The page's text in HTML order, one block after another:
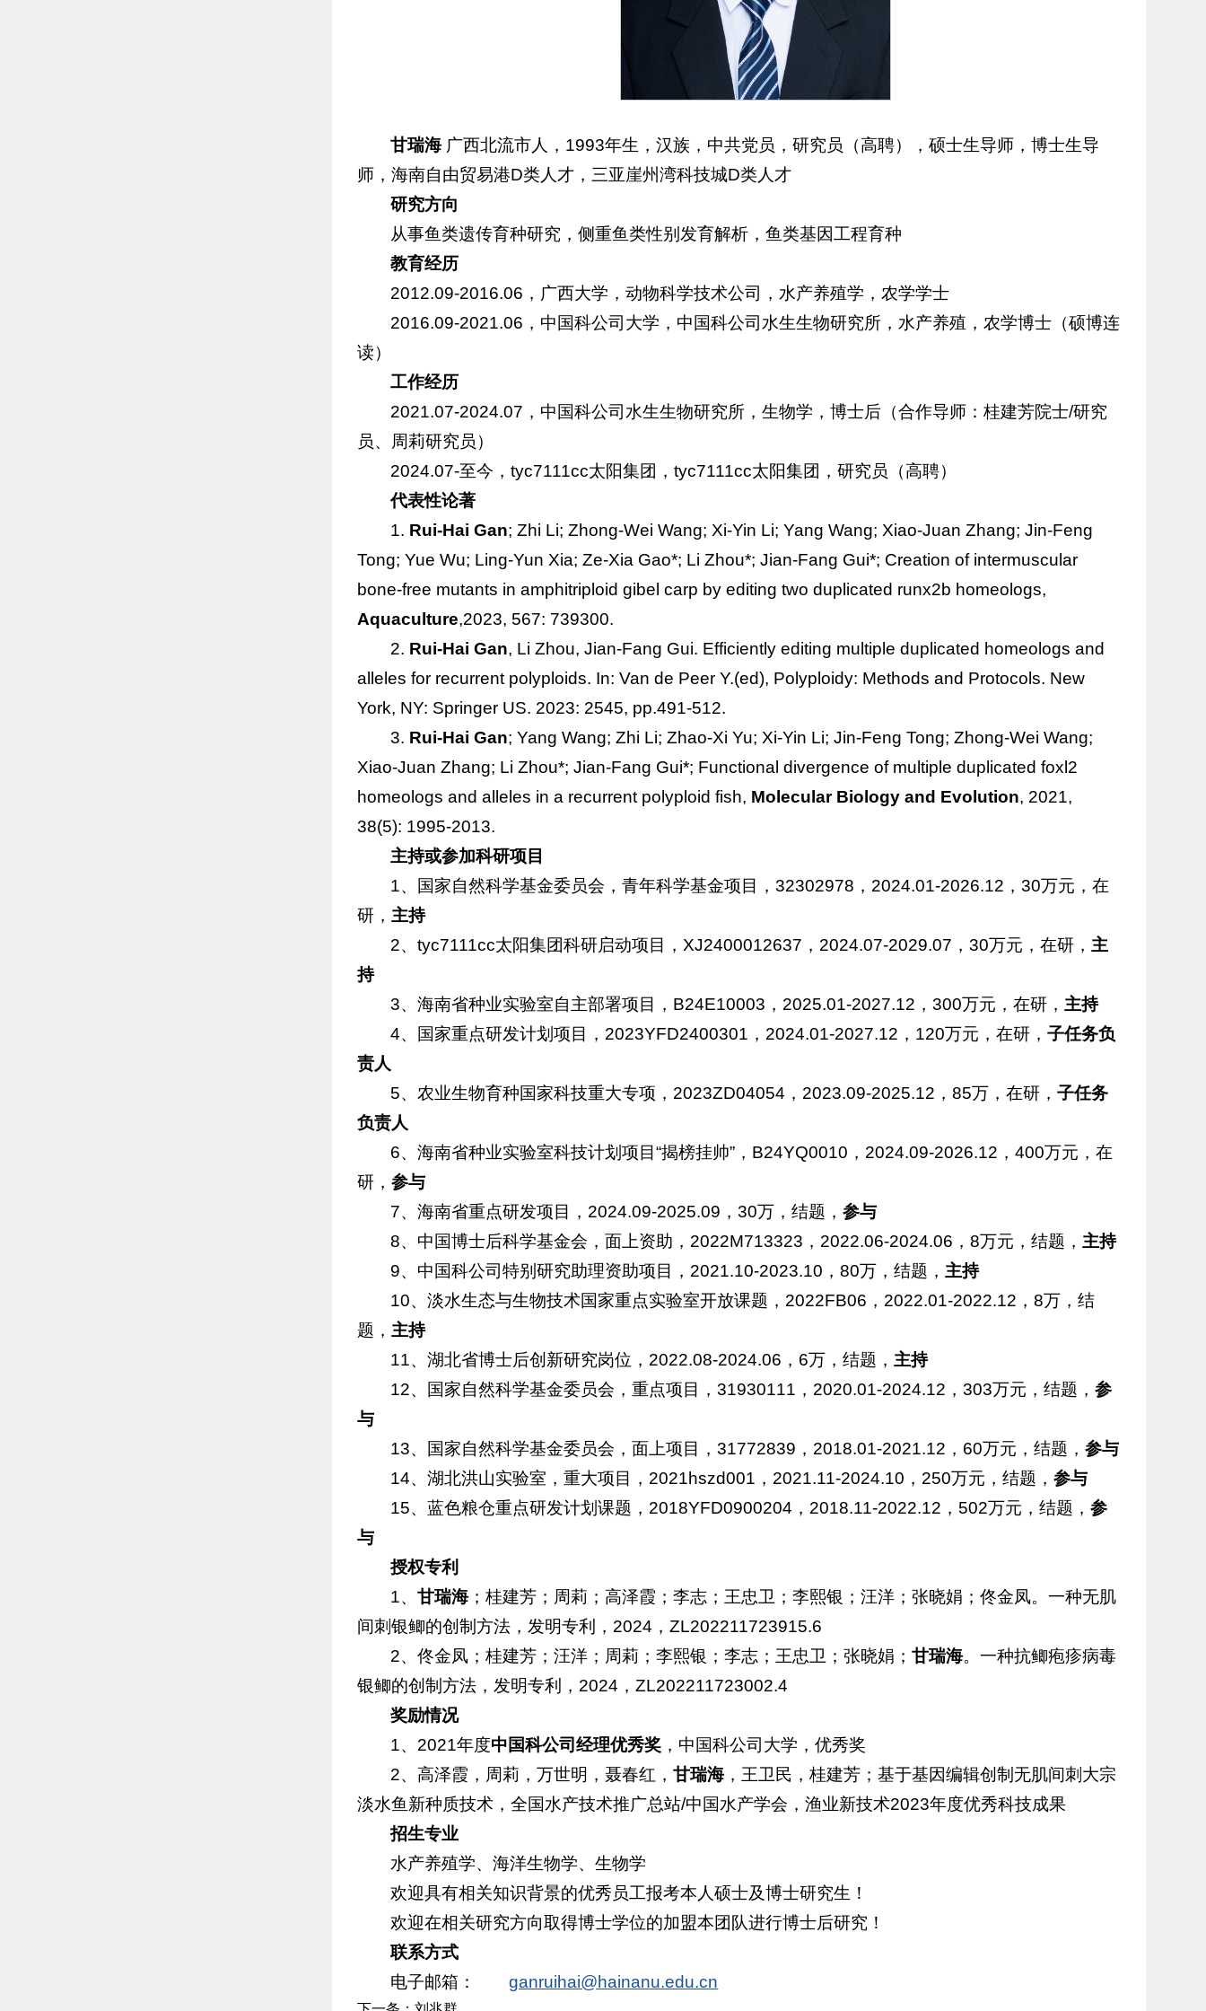
甘瑞海 广西北流市人，1993年生，汉族，中共党员，研究员（高聘），硕士生导师，博士生导
师，海南自由贸易港D类人才，三亚崖州湾科技城D类人才
研究方向
从事鱼类遗传育种研究，侧重鱼类性别发育解析，鱼类基因工程育种
教育经历
2012.09-2016.06，广西大学，动物科学技术公司，水产养殖学，农学学士
2016.09-2021.06，中国科公司大学，中国科公司水生生物研究所，水产养殖，农学博士（硕博连
读）
工作经历
2021.07-2024.07，中国科公司水生生物研究所，生物学，博士后（合作导师：桂建芳院士/研究
员、周莉研究员）
2024.07-至今，tyc7111cc太阳集团，tyc7111cc太阳集团，研究员（高聘）
代表性论著
1. Rui-Hai Gan; Zhi Li; Zhong-Wei Wang; Xi-Yin Li; Yang Wang; Xiao-Juan Zhang; Jin-Feng
Tong; Yue Wu; Ling-Yun Xia; Ze-Xia Gao*; Li Zhou*; Jian-Fang Gui*; Creation of intermuscular
bone-free mutants in amphitriploid gibel carp by editing two duplicated runx2b homeologs,
Aquaculture,2023, 567: 739300.
2. Rui-Hai Gan, Li Zhou, Jian-Fang Gui. Efficiently editing multiple duplicated homeologs and
alleles for recurrent polyploids. In: Van de Peer Y.(ed), Polyploidy: Methods and Protocols. New
York, NY: Springer US. 2023: 2545, pp.491-512.
3. Rui-Hai Gan; Yang Wang; Zhi Li; Zhao-Xi Yu; Xi-Yin Li; Jin-Feng Tong; Zhong-Wei Wang;
Xiao-Juan Zhang; Li Zhou*; Jian-Fang Gui*; Functional divergence of multiple duplicated foxl2
homeologs and alleles in a recurrent polyploid fish, Molecular Biology and Evolution, 2021,
38(5): 1995-2013.
主持或参加科研项目
1、国家自然科学基金委员会，青年科学基金项目，32302978，2024.01-2026.12，30万元，在
研， 主持
2、tyc7111cc太阳集团科研启动项目，XJ2400012637，2024.07-2029.07，30万元，在研， 主
持
3、海南省种业实验室自主部署项目，B24E10003，2025.01-2027.12，300万元，在研， 主持
4、国家重点研发计划项目，2023YFD2400301，2024.01-2027.12，120万元，在研，子任务负
责人
5、农业生物育种国家科技重大专项，2023ZD04054，2023.09-2025.12，85万，在研，子任务
负责人
6、海南省种业实验室科技计划项目“揭榜挂帅”，B24YQ0010，2024.09-2026.12，400万元，在
研， 参与
7、海南省重点研发项目，2024.09-2025.09，30万，结题，参与
8、中国博士后科学基金会，面上资助，2022M713323，2022.06-2024.06，8万元，结题， 主持
9、中国科公司特别研究助理资助项目，2021.10-2023.10，80万，结题， 主持
10、淡水生态与生物技术国家重点实验室开放课题，2022FB06，2022.01-2022.12，8万，结
题， 主持
11、湖北省博士后创新研究岗位，2022.08-2024.06，6万，结题， 主持
12、国家自然科学基金委员会，重点项目，31930111，2020.01-2024.12，303万元，结题，参
与
13、国家自然科学基金委员会，面上项目，31772839，2018.01-2021.12，60万元，结题，参与
14、湖北洪山实验室，重大项目，2021hszd001，2021.11-2024.10，250万元，结题，参与
15、蓝色粮仓重点研发计划课题，2018YFD0900204，2018.11-2022.12，502万元，结题，参
与
授权专利
1、甘瑞海 ；桂建芳；周莉；高泽霞；李志；王忠卫；李熙银；汪洋；张晓娟；佟金凤。一种无肌
间刺银鲫的创制方法，发明专利，2024，ZL202211723915.6
2、佟金凤；桂建芳；汪洋；周莉；李熙银；李志；王忠卫；张晓娟；甘瑞海。一种抗鲫疱疹病毒
银鲫的创制方法，发明专利，2024，ZL202211723002.4
奖励情况
1、2021年度中国科公司经理优秀奖 ，中国科公司大学，优秀奖
2、高泽霞，周莉，万世明，聂春红，甘瑞海 ，王卫民，桂建芳；基于基因编辑创制无肌间刺大宗
淡水鱼新种质技术，全国水产技术推广总站/中国水产学会，渔业新技术2023年度优秀科技成果
招生专业
水产养殖学、海洋生物学、生物学
欢迎具有相关知识背景的优秀员工报考本人硕士及博士研究生！
欢迎在相关研究方向取得博士学位的加盟本团队进行博士后研究！
联系方式
电子邮箱：
ganruihai@hainanu.edu.cn